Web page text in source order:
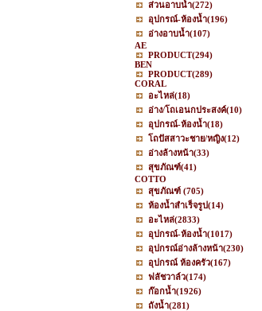
ส่วนอาบน้ำ(272)
อุปกรณ์-ห้องน้ำ(196)
อ่างอาบน้ำ(107)
AE
PRODUCT(294)
BEN
PRODUCT(289)
CORAL
อะไหล่(18)
อ่าง/โถเอนกประสงค์(10)
อุปกรณ์-ห้องน้ำ(18)
โถปัสสาวะชาย/หญิง(12)
อ่างล้างหน้า(33)
สุขภัณฑ์(41)
COTTO
สุขภัณฑ์ (705)
ห้องน้ำสำเร็จรูป(14)
อะไหล่(2833)
อุปกรณ์-ห้องน้ำ(1017)
อุปกรณ์อ่างล้างหน้า(230)
อุปกรณ์ ห้องครัว(167)
ฟลัชวาล์ว(174)
ก๊อกน้ำ(1926)
ถังน้ำ(281)